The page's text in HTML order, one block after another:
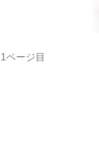
1ページ目